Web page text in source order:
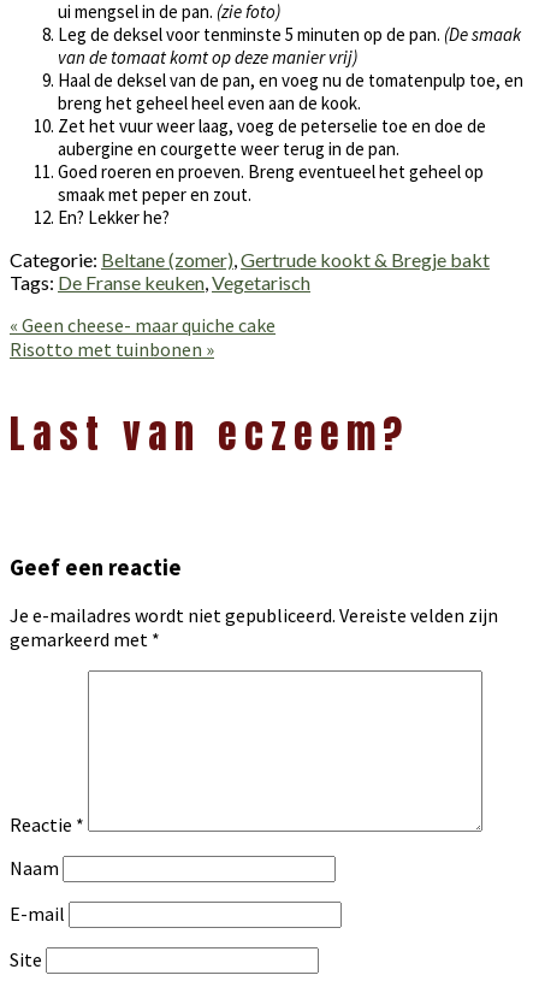
ui mengsel in de pan. (zie foto)
Leg de deksel voor tenminste 5 minuten op de pan. (De smaak
van de tomaat komt op deze manier vrij)
Haal de deksel van de pan, en voeg nu de tomatenpulp toe, en
breng het geheel heel even aan de kook.
Zet het vuur weer laag, voeg de peterselie toe en doe de
aubergine en courgette weer terug in de pan.
Goed roeren en proeven. Breng eventueel het geheel op
smaak met peper en zout.
En? Lekker he?
Categorie: Beltane (zomer),Gertrude kookt & Bregje bakt
Tags: De Franse keuken,Vegetarisch
Vorig
bericht:
« Geen cheese- maar quiche cake
Volgend
Risotto met tuinbonen »
Interacties
Last van eczeem?
Geef een reactie
Je e-mailadres wordt niet gepubliceerd. Vereiste velden zijn
gemarkeerd met *
Reactie *
Naam
E-mail
Site